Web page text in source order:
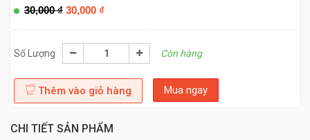
30,000₫ 30,000 ₫
Số Lượng Còn hàng
Thêm vào giỏ hàng Mua ngay
CHI TIẾT SẢN PHẨM